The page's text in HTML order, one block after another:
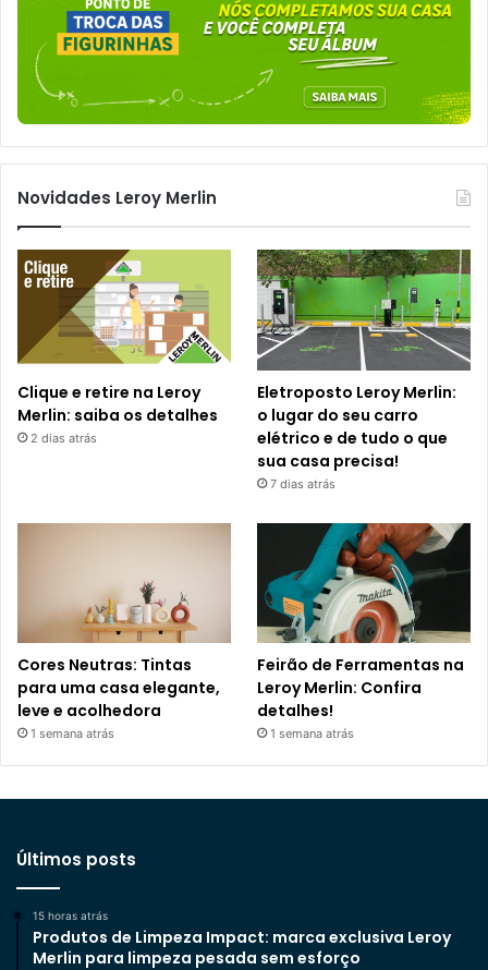
Novidades Leroy Merlin
Clique e retire na Leroy
Merlin: saiba os detalhes
2 dias atrás
Eletroposto Leroy Merlin:
o lugar do seu carro
elétrico e de tudo o que
sua casa precisa!
7 dias atrás
Cores Neutras: Tintas
para uma casa elegante,
leve e acolhedora
1 semana atrás
Feirão de Ferramentas na
Leroy Merlin: Confira
detalhes!
1 semana atrás
Últimos posts
15 horas atrás
Produtos de Limpeza Impact: marca exclusiva Leroy
Merlin para limpeza pesada sem esforço